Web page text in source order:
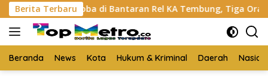
Langsung
ke
konten
Berita Terbaru
Narkoba di Bantaran Rel KA Tembung, Tiga Orang Disikat
Beranda News Kota Hukum & Kriminal Daerah